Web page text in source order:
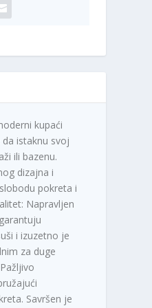
kupaći
istaknu svoj
ili bazenu.
dizajna i
pokreta i
Napravljen
i izuzetno je
za duge
Savršen je